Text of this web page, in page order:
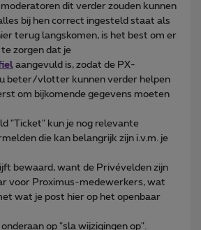
dit verder zouden kunnen
bij hen correct ingesteld staat als
terug langskomen, is het best om er
zorgen dat je
aangevuld is, zodat de PX-
beter/vlotter kunnen verder helpen
om bijkomende gegevens moeten
"Ticket" kun je nog relevante
die kan belangrijk zijn i.v.m. je
bewaard, want de Privévelden zijn
voor Proximus-medewerkers, wat
wat je post hier op het openbaar
op "sla wijzigingen op".